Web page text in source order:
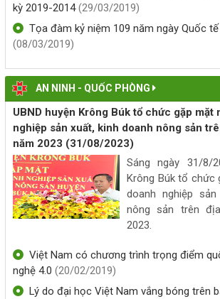
Về việc cho thuê nhà do Trung tâm Cung
nghiệp công xã Krông Búk quản lý, khai thác
(31/07/2026, 00:00)
Thông báo niêm yết "DANH MỤC CÁC THỦ
CHÍNH ĐƯỢC TIẾP NHẬN VÀ GIẢI QUYẾT
KRÔNG BÚK"
(13/07/2026, 00:00)
THÔNG BÁO CÔNG KHAI SỐ ĐIỆN THOẠI
NÓNG TIẾP NHẬN PHẢN ÁNH, KIẾN NGHỊ
THỦ TỤC HÀNH CHÍNH XÃ KRÔNG BÚK
(29/06/2026, 00:00)
PHÒNG GIAO DỊCH NHCSXH KRÔNG BÚK
HUẤN NGHIỆP VỤ CHO BAN QUẢN LÝ TỔ
(26/06/2026, 00:00)
kỳ 2019-2014(29/03/2019)
Tọa đàm kỷ niệm 109 năm ngày Quốc
(08/03/2019)
AN NINH - QUỐC PHÒNG
UBND huyện Krông Búk tổ chức gặp mặt
nghiệp sản xuất, kinh doanh nông sản
năm 2023 (31/08/2023)
Sáng ngày 31/8/
Krông Búk tổ chức
doanh nghiệp
nông sản trên
2023.
Việt Nam có chương trình trọng điểm
nghệ 4.0 (20/02/2019)
Lý do đại học Việt Nam vắng bóng trên